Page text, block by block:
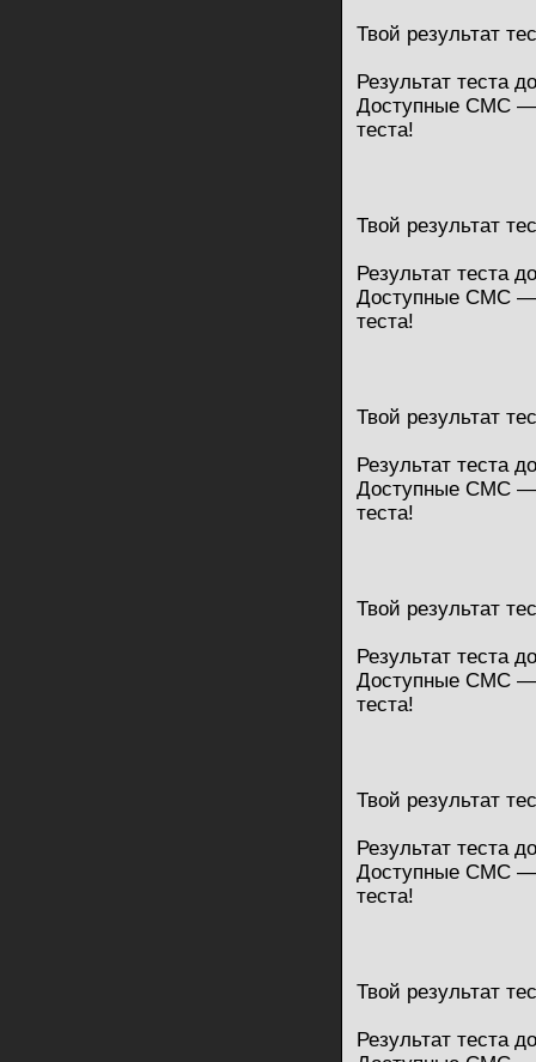
Твой результат
Результат теста
Доступные СМС —
теста!
Твой результат
Результат теста
Доступные СМС —
теста!
Твой результат
Результат теста
Доступные СМС —
теста!
Твой результат
Результат теста
Доступные СМС —
теста!
Твой результат
Результат теста
Доступные СМС —
теста!
Твой результат
Результат теста